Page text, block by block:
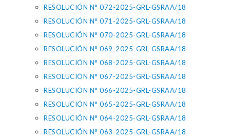
RESOLUCIÓN N° 072-2025-GRL-GSRAA/18
RESOLUCIÓN N° 071-2025-GRL-GSRAA/18
RESOLUCIÓN N° 070-2025-GRL-GSRAA/18
RESOLUCIÓN N° 069-2025-GRL-GSRAA/18
RESOLUCIÓN N° 068-2025-GRL-GSRAA/18
RESOLUCIÓN N° 067-2025-GRL-GSRAA/18
RESOLUCIÓN N° 066-2025-GRL-GSRAA/18
RESOLUCIÓN N° 065-2025-GRL-GSRAA/18
RESOLUCIÓN N° 064-2025-GRL-GSRAA/18
RESOLUCIÓN N° 063-2025-GRL-GSRAA/18